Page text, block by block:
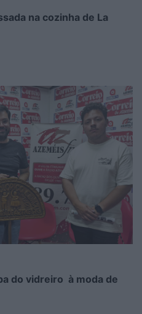
na cozinha de La
do vidreiro à moda de